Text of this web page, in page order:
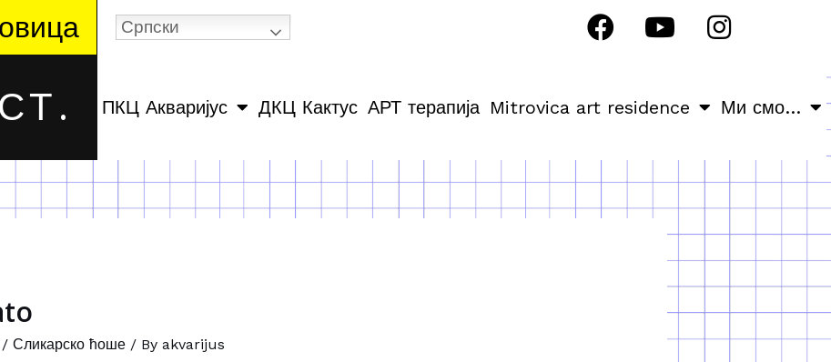
Српски
ПКЦ Акваријус ДКЦ Кактус АРТ терапија Mitrovica art residence Ми смо…
/ Сликарско ћоше/ By akvarijus